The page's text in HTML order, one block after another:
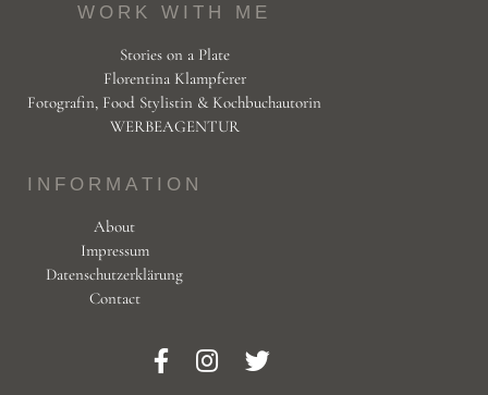
WORK WITH ME
Stories on a Plate
Florentina Klampferer
Fotografin, Food Stylistin & Kochbuchautorin
WERBEAGENTUR
INFORMATION
About
Impressum
Datenschutzerklärung
Contact